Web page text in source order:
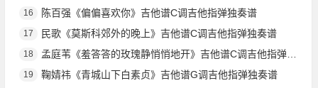
16 陈百强《偏偏喜欢你》吉他谱C调吉他指弹独奏谱
17 民歌《莫斯科郊外的晚上》吉他谱C调吉他指弹独奏谱
18 孟庭苇《羞答答的玫瑰静悄悄地开》吉他谱C调吉他指弹独奏谱
19 鞠婧祎《青城山下白素贞》吉他谱G调吉他指弹独奏谱